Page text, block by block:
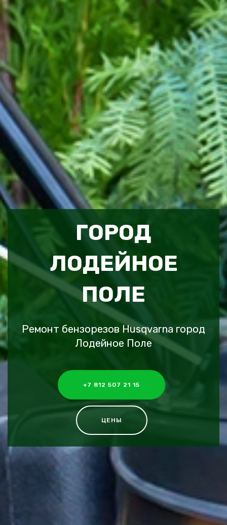
ГОРОД
ЛОДЕЙНОЕ
ПОЛЕ
Ремонт бензорезов Husqvarna город
Лодейное Поле
+7 812 507 21 15
ЦЕНЫ